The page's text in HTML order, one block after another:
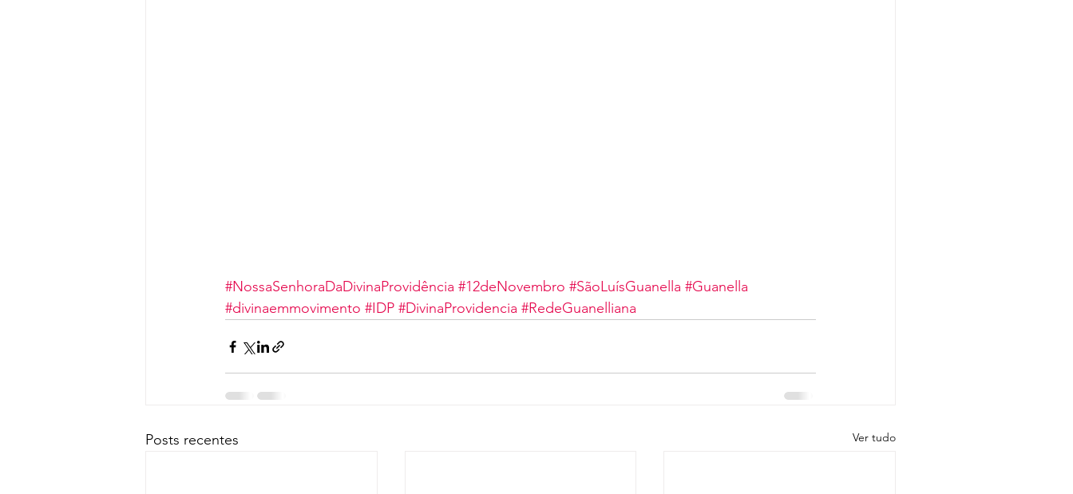
#NossaSenhoraDaDivinaProvidência #12deNovembro #SãoLuísGuanella #Guanella
#divinaemmovimento #IDP #DivinaProvidencia #RedeGuanelliana
Posts recentes Ver tudo